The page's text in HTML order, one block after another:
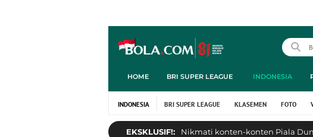
HOME BRI SUPER LEAGUE INDONESIA
INDONESIA BRI SUPER LEAGUE KLASEMEN FOTO
EKSKLUSIF!: Nikmati konten-konten Piala